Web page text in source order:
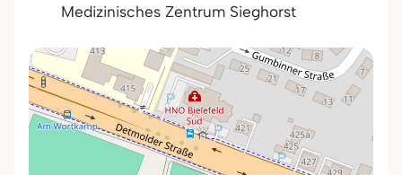
Medizinisches Zentrum Sieghorst